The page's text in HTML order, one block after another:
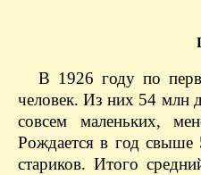
В 1926 году по
человек. Из них 54 млн
совсем маленьких,
Рождается в год
стариков. Итого